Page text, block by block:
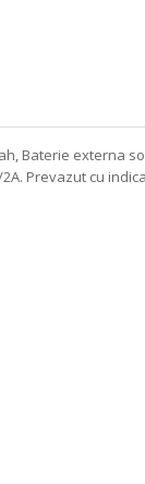
Baterie externa
Prevazut cu